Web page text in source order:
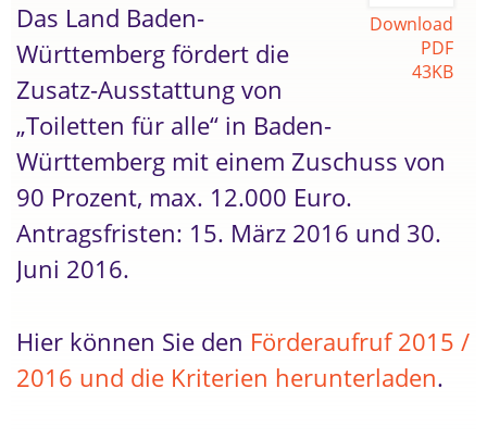
Download
PDF
43KB
Das Land Baden-
Württemberg fördert die
Zusatz-Ausstattung von
„Toiletten für alle“ in Baden-
Württemberg mit einem Zuschuss von
90 Prozent, max. 12.000 Euro.
Antragsfristen: 15. März 2016 und 30.
Juni 2016.
Hier können Sie den Förderaufruf 2015 /
2016 und die Kriterien herunterladen.